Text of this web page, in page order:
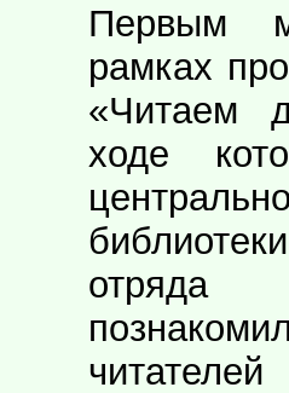
Первым
рамках
«Читаем
ходе